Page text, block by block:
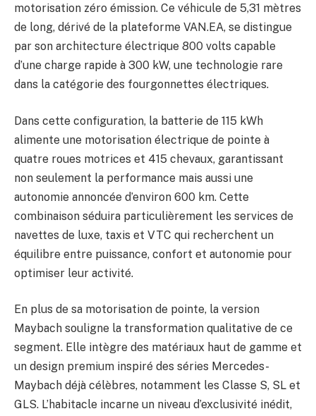
motorisation zéro émission. Ce véhicule de 5,31 mètres
de long, dérivé de la plateforme VAN.EA, se distingue
par son architecture électrique 800 volts capable
d’une charge rapide à 300 kW, une technologie rare
dans la catégorie des fourgonnettes électriques.
Dans cette configuration, la batterie de 115 kWh
alimente une motorisation électrique de pointe à
quatre roues motrices et 415 chevaux, garantissant
non seulement la performance mais aussi une
autonomie annoncée d’environ 600 km. Cette
combinaison séduira particulièrement les services de
navettes de luxe, taxis et VTC qui recherchent un
équilibre entre puissance, confort et autonomie pour
optimiser leur activité.
En plus de sa motorisation de pointe, la version
Maybach souligne la transformation qualitative de ce
segment. Elle intègre des matériaux haut de gamme et
un design premium inspiré des séries Mercedes-
Maybach déjà célèbres, notamment les Classe S, SL et
GLS. L’habitacle incarne un niveau d’exclusivité inédit,